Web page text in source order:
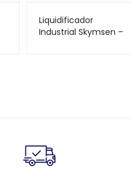
Liquidificador
Industrial Skymsen –